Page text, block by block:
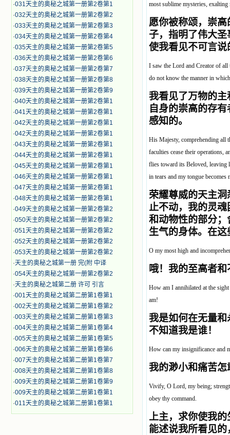
·031天主的奥秘之城第一册第2卷第1
·032天主的奥秘之城第一册第2卷第2
·033天主的奥秘之城第一册第2卷第3
·034天主的奥秘之城第一册第2卷第4
·035天主的奥秘之城第一册第2卷第5
·036天主的奥秘之城第一册第2卷第6
·037天主的奥秘之城第一册第2卷第7
·038天主的奥秘之城第一册第2卷第8
·039天主的奥秘之城第一册第2卷第9
·040天主的奥秘之城第一册第2卷第1
·041天主的奥秘之城第一册第2卷第1
·042天主的奥秘之城第一册第2卷第1
·042天主的奥秘之城第一册第2卷第1
·043天主的奥秘之城第一册第2卷第1
·044天主的奥秘之城第一册第2卷第1
·045天主的奥秘之城第一册第2卷第1
·046天主的奥秘之城第一册第2卷第1
·047天主的奥秘之城第一册第2卷第1
·048天主的奥秘之城第一册第2卷第1
·049天主的奥秘之城第一册第2卷第2
·050天主的奥秘之城第一册第2卷第2
·051天主的奥秘之城第一册第2卷第2
·052天主的奥秘之城第一册第2卷第2
·053天主的奥秘之城第一册第2卷第2
·天主的奥秘之城第一册 完(附 中译
·054天主的奥秘之城第一册第2卷第2
·天主的奥秘之城第二册 许可 引言
·001天主的奥秘之城第二册第1卷第1
·002天主的奥秘之城第二册第1卷第2
·003天主的奥秘之城第二册第1卷第3
·004天主的奥秘之城第二册第1卷第4
·005天主的奥秘之城第二册第1卷第5
·006天主的奥秘之城第二册第1卷第6
·007天主的奥秘之城第二册第1卷第7
·008天主的奥秘之城第二册第1卷第8
·009天主的奥秘之城第二册第1卷第9
·009天主的奥秘之城第二册第1卷第1
·011天主的奥秘之城第二册第1卷第1
most sublime mysteries,
愿你被称颂，崇
子，指明了伟大
使我看见不可言说
I saw the Lord and Creator of all
do not know the manner in
我看见了万物的
自身的崇高的存
感知的。
His Majesty, comprehending all
faculties cease their operations,
flies toward its Beloved, leaving
in tears and my tongue becomes
荣耀尊威的天主
止不动，我的灵
和动物性的部分
生气的身体。在
O my most high and
哦！我的至高者
How am I annihilated at the
am!
我是如何在无量
不知道我是谁！
How can my insignificance and
我的渺小和痛苦
Vivify, O Lord, my being;
obey thy command.
上主，求你使我
能述说我所看见